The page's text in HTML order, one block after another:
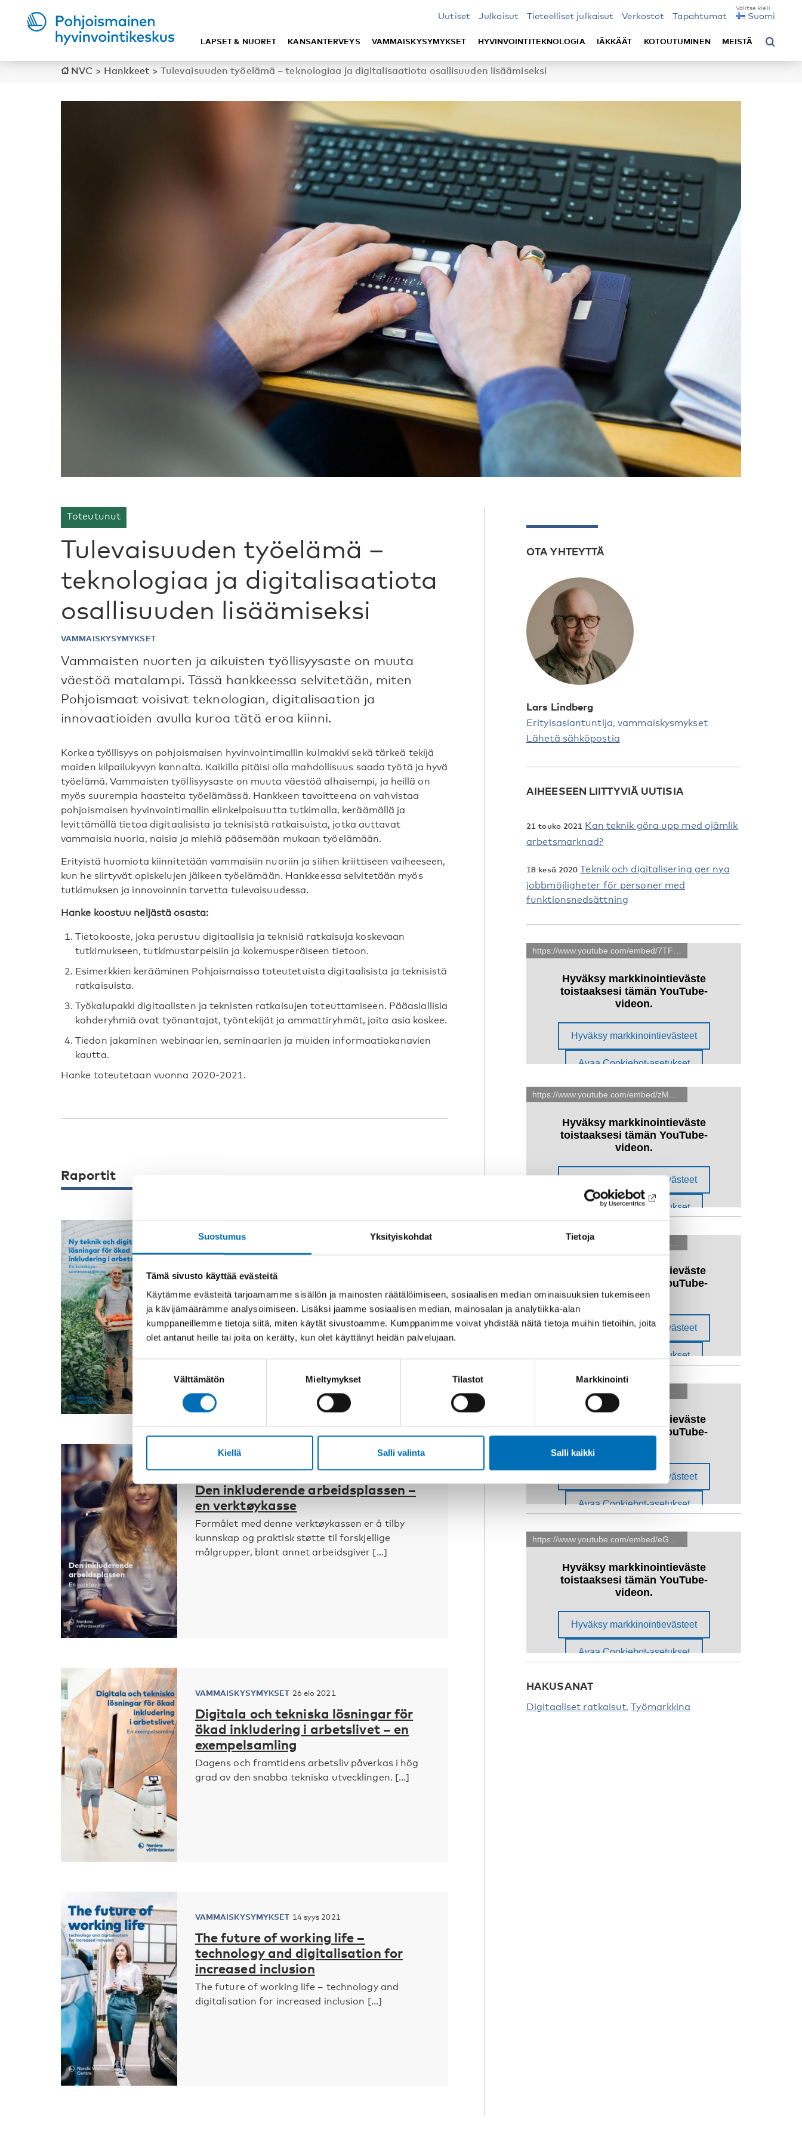
Suostumus Yksityiskohdat Tietoja
Tämä sivusto käyttää evästeitä
Käytämme evästeitä tarjoamamme sisällön ja mainosten räätälöimiseen, sosiaalisen median ominaisuuksien tukemiseen
ja kävijämäärämme analysoimiseen. Lisäksi jaamme sosiaalisen median, mainosalan ja analytiikka-alan
kumppaneillemme tietoja siitä, miten käytät sivustoamme. Kumppanimme voivat yhdistää näitä tietoja muihin tietoihin, joita
olet antanut heille tai joita on kerätty, kun olet käyttänyt heidän palvelujaan.
valinta
Välttämätön Mieltymykset Tilastot Markkinointi
Kiellä Salli valinta Salli kaikki
Uutiset Julkaisut Tieteelliset julkaisut Verkostot Tapahtumat Suomi
LAPSET & NUORET KANSANTERVEYS VAMMAISKYSYMYKSET HYVINVOINTITEKNOLOGIA IÄKKÄÄT KOTOUTUMINEN MEISTÄ
NVC > Hankkeet > Tulevaisuuden työelämä – teknologiaa ja digitalisaatiota osallisuuden lisäämiseksi
Toteutunut
Tulevaisuuden työelämä –
teknologiaa ja digitalisaatiota
osallisuuden lisäämiseksi
VAMMAISKYSYMYKSET
Vammaisten nuorten ja aikuisten työllisyysaste on muuta
väestöä matalampi. Tässä hankkeessa selvitetään, miten
Pohjoismaat voisivat teknologian, digitalisaation ja
innovaatioiden avulla kuroa tätä eroa kiinni.
Korkea työllisyys on pohjoismaisen hyvinvointimallin kulmakivi sekä tärkeä tekijä
maiden kilpailukyvyn kannalta. Kaikilla pitäisi olla mahdollisuus saada työtä ja hyvä
työelämä. Vammaisten työllisyysaste on muuta väestöä alhaisempi, ja heillä on
myös suurempia haasteita työelämässä. Hankkeen tavoitteena on vahvistaa
pohjoismaisen hyvinvointimallin elinkelpoisuutta tutkimalla, keräämällä ja
levittämällä tietoa digitaalisista ja teknisistä ratkaisuista, jotka auttavat
vammaisia nuoria, naisia ja miehiä pääsemään mukaan työelämään.
Erityistä huomiota kiinnitetään vammaisiin nuoriin ja siihen kriittiseen vaiheeseen,
kun he siirtyvät opiskelujen jälkeen työelämään. Hankkeessa selvitetään myös
tutkimuksen ja innovoinnin tarvetta tulevaisuudessa.
Hanke koostuu neljästä osasta:
Tietokooste, joka perustuu digitaalisia ja teknisiä ratkaisuja koskevaan
tutkimukseen, tutkimustarpeisiin ja kokemusperäiseen tietoon.
Esimerkkien kerääminen Pohjoismaissa toteutetuista digitaalisista ja teknisistä
ratkaisuista.
Työkalupakki digitaalisten ja teknisten ratkaisujen toteuttamiseen. Pääasiallisia
kohderyhmiä ovat työnantajat, työntekijät ja ammattiryhmät, joita asia koskee.
Tiedon jakaminen webinaarien, seminaarien ja muiden informaatiokanavien
kautta.
Hanke toteutetaan vuonna 2020-2021.
Raportit
ökad inkludering i arbetslivet
Personer med funktionsnedsättning har lägre
sysselsättningsgrad jämfört med övriga
befolkningen och möter också större ut [...]
VAMMAISKYSYMYKSET 13 heinä 2021
Den inkluderende arbeidsplassen –
en verktøykasse
Formålet med denne verktøykassen er å tilby
kunnskap og praktisk støtte til forskjellige
målgrupper, blant annet arbeidsgiver [...]
VAMMAISKYSYMYKSET 26 elo 2021
Digitala och tekniska lösningar för
ökad inkludering i arbetslivet – en
exempelsamling
Dagens och framtidens arbetsliv påverkas i hög
grad av den snabba tekniska utvecklingen. [...]
VAMMAISKYSYMYKSET 14 syys 2021
The future of working life –
technology and digitalisation for
increased inclusion
The future of working life – technology and
digitalisation for increased inclusion [...]
OTA YHTEYTTÄ
Lars Lindberg
Erityisasiantuntija, vammaiskysmykset
Lähetä sähköpostia
AIHEESEEN LIITTYVIÄ UUTISIA
21 touko 2021 Kan teknik göra upp med ojämlik
arbetsmarknad?
18 kesä 2020 Teknik och digitalisering ger nya
jobbmöjligheter för personer med
funktionsnedsättning
HAKUSANAT
Digitaaliset ratkaisut Työmarkkina